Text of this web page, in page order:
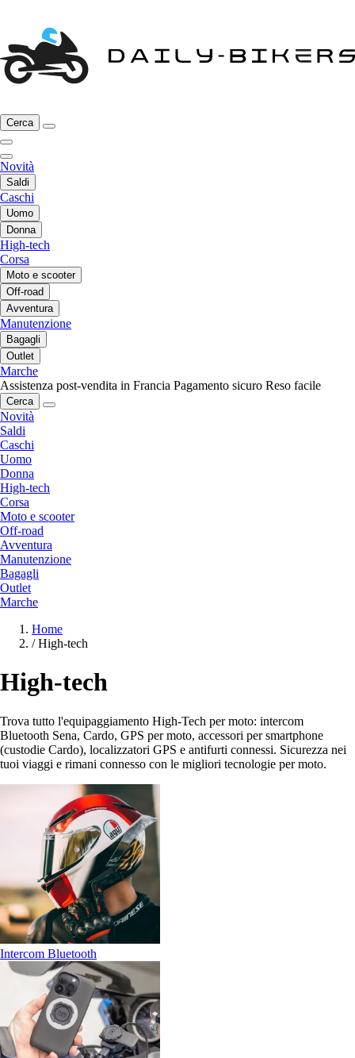
Cerca
Novità
Saldi
Caschi
Uomo
Donna
High-tech
Corsa
Moto e scooter
Off-road
Avventura
Manutenzione
Bagagli
Outlet
Marche
Assistenza post-vendita in Francia Pagamento sicuro Reso facile
Cerca
Novità
Saldi
Caschi
Uomo
Donna
High-tech
Corsa
Moto e scooter
Off-road
Avventura
Manutenzione
Bagagli
Outlet
Marche
Home
/ High-tech
High-tech
Trova tutto l'equipaggiamento High-Tech per moto: intercom
Bluetooth Sena, Cardo, GPS per moto, accessori per smartphone
(custodie Cardo), localizzatori GPS e antifurti connessi. Sicurezza nei
tuoi viaggi e rimani connesso con le migliori tecnologie per moto.
Intercom Bluetooth